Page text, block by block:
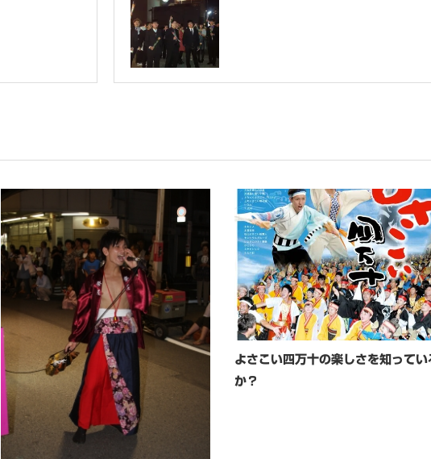
よさこい四万十の楽しさを知ってい
か？